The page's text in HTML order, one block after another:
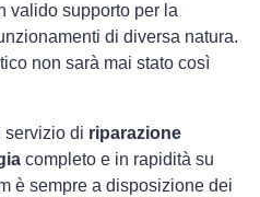
valido supporto per la
di diversa natura.
non sarà mai stato così
servizio di riparazione
completo e in rapidità su
è sempre a disposizione dei